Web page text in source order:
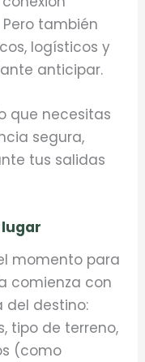
también
logísticos y
anticipar.
que necesitas
segura,
tus salidas
lugar
momento para
comienza con
destino:
tipo de terreno,
(como